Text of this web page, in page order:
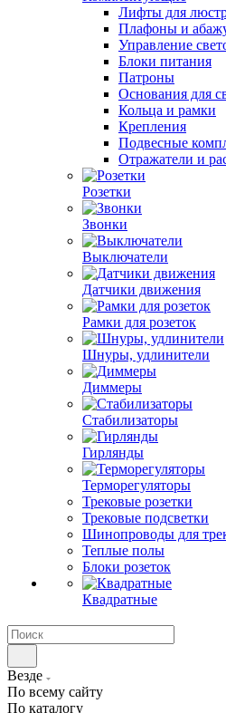
Лифты для
Плафоны и
Управление
Блоки питания
Патроны
Основания для
Кольца и рамки
Крепления
Подвесные
Отражатели и
Розетки
Звонки
Выключатели
Датчики движения
Рамки для розеток
Шнуры, удлинители
Диммеры
Стабилизаторы
Гирлянды
Терморегуляторы
Трековые розетки
Трековые подсветки
Шинопроводы для
Теплые полы
Блоки розеток
Квадратные
Везде
По всему сайту
По каталогу